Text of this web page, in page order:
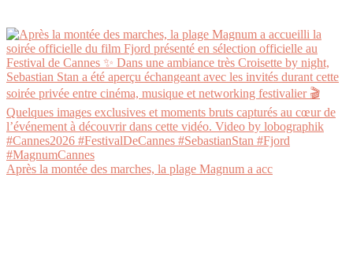
Après la montée des marches, la plage Magnum a acc